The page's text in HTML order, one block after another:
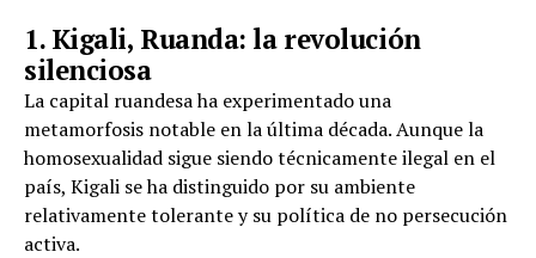
1. Kigali, Ruanda: la revolución
silenciosa
La capital ruandesa ha experimentado una
metamorfosis notable en la última década. Aunque la
homosexualidad sigue siendo técnicamente ilegal en el
país, Kigali se ha distinguido por su ambiente
relativamente tolerante y su política de no persecución
activa.